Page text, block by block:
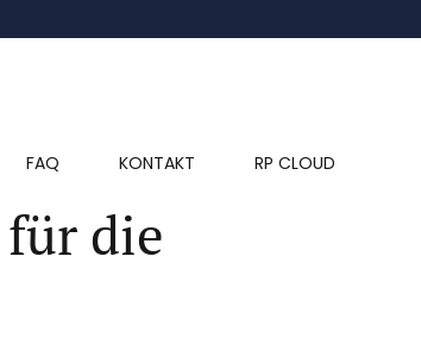
FAQ KONTAKT RP CLOUD
die